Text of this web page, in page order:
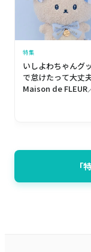
特集
いしよわちゃんグ
で怠けたって大丈
Maison de FLEUR
「